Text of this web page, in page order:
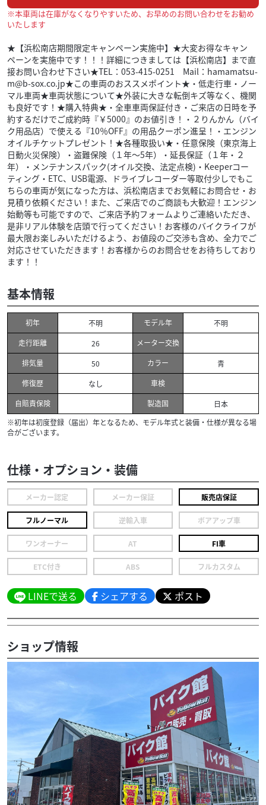
※本車両は在庫がなくなりやすいため、お早めのお問い合わせをお勧め
いたします
★【浜松南店期間限定キャンペーン実施中】★大変お得なキャン
ペーンを実施中です！！！詳細につきましては【浜松南店】まで直
接お問い合わせ下さい★TEL：053-415-0251 Mail：hamamatsu-
m@b-sox.co.jp★この車両のおススメポイント★・低走行車・ノー
マル車両★車両状態について★外装に大きな転倒キズ等なく、機関
も良好です！★購入特典★・全車車両保証付き・ご来店の日時を予
約するだけでご成約時『￥5000』のお値引き！・２りんかん（バイ
ク用品店）で使える『10％OFF』の用品クーポン進呈！・エンジン
オイルチケットプレゼント！★各種取扱い★・任意保険（東京海上
日動火災保険）・盗難保険（１年～5年）・延長保証（１年・２
年）・メンテナンスパック(オイル交換、法定点検)・Keeperコー
ティング・ETC、USB電源、ドライブレコーダー等取付少しでもこ
ちらの車両が気になった方は、浜松南店までお気軽にお問合せ・お
見積り依頼ください！また、ご来店でのご商談も大歓迎！エンジン
始動等も可能ですので、ご来店予約フォームよりご連絡いただき、
是非リアル体験を店頭で行ってください！お客様のバイクライフが
最大限お楽しみいただけるよう、お値段のご交渉も含め、全力でご
対応させていただきます！お客様からのお問合せをお待ちしており
ます！！
基本情報
初年 不明 モデル年
不明
走行距離
26
メーター交換
排気量
50 カラー
青
修復歴
なし
車検
自賠責保険
製造国
日本
※初年は初度登録（届出）年となるため、モデル年式と装備・仕様が異なる場
合がございます。
仕様・オプション・装備
メーカー認定 メーカー保証 販売店保証
フルノーマル 逆輸入車 ボアアップ車
ワンオーナー AT FI車
ETC付き ABS フルカスタム
LINEで送る シェアする ポスト
ショップ情報